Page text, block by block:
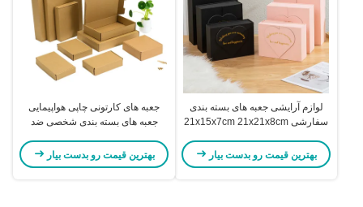
لوازم آرایشی جعبه های بسته بندی
سفارشی 21x15x7cm 21x21x8cm
بهترین قیمت رو بدست بیار
جعبه های کارتونی چاپی هواپیمایی
جعبه های بسته بندی شخصی ضد
بهترین قیمت رو بدست بیار